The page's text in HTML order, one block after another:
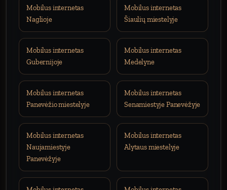
Mobilus internetas
Naglioje
Mobilus internetas
Šiaulių miestelyje
Mobilus internetas
Gubernijoje
Mobilus internetas
Medelyne
Mobilus internetas
Panevėžio miestelyje
Mobilus internetas
Senamiestyje Panevėžyje
Mobilus internetas
Naujamiestyje
Panevėžyje
Mobilus internetas
Alytaus miestelyje